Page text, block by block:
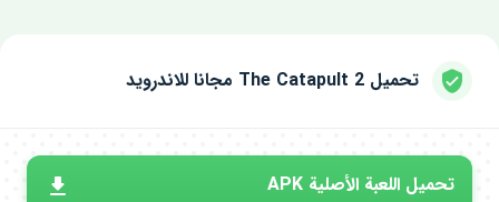
تحميل The Catapult 2 مجانا للاندرويد
تحميل اللعبة الأصلية APK